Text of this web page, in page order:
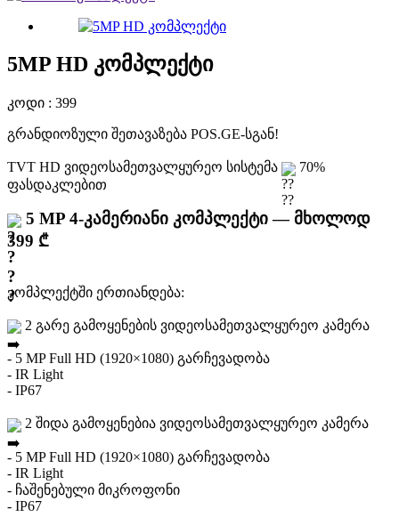
5MP HD კომპლექტი
კოდი : 399
გრანდიოზული შეთავაზება POS.GE-სგან!
TVT HD ვიდეოსამეთვალყურეო სისტემა
70%
ფასდაკლებით
5 MP 4-კამერიანი კომპლექტი — მხოლოდ
399 ₾
კომპლექტში ერთიანდება:
2 გარე გამოყენების ვიდეოსამეთვალყურეო კამერა
- 5 MP Full HD (1920×1080) გარჩევადობა
- IR Light
- IP67
2 შიდა გამოყენებია ვიდეოსამეთვალყურეო კამერა
- 5 MP Full HD (1920×1080) გარჩევადობა
- IR Light
- ჩაშენებული მიკროფონი
- IP67